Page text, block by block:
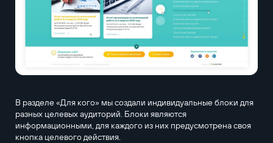
В разделе «Для кого» мы создали индивидуальные блоки для
разных целевых аудиторий. Блоки являются
информационными, для каждого из них предусмотрена своя
кнопка целевого действия.